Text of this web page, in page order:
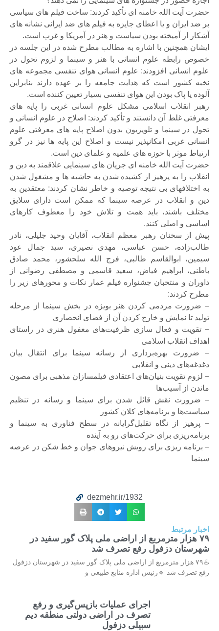
حضرت آیت الله خامنه ای تأکید کردند: ساخت فیلم های سیاسی
بر ضد ایران و یا اعطای جایزه به فیلم های ضد ایرانی نشانه های
آشکار از آمیخته بودن سیاست و هنر در آمریکا و غرب است.
ایشان همچنین با اشاره به مطالب مطرح شده در این جلسه در
خصوص رابطه علوم انسانی با هنر و سینما و لزوم تحول در
علوم انسانی افزودند: علوم انسانی هوای تنفسی مجموعه های
نخبه کشور است که هدایت جامعه را بر عهده دارند بنابراین
آلوده یا پاک بودن این هوای تنفسی بسیار تعیین کننده است.
رهبر انقلاب اسلامی مشکل علوم انسانی غربی را پایه های
معرفتی غلط آن دانستند و تأکید کردند: اصلاح در علوم انسانی و
تحول در سینما و تلویزیون بدون اصلاح پایه های معرفتی علوم
انسانی غربی امکانپذیر نیست و اصلاح این پایه ها نیز در گرو
ارتباط موثر با حوزه های علمیه و علمای دین است.
حضرت آیت الله خامنه ای جریان های سینمایی علاقمند به دین و
انقلاب را به پرهیز از کشیده شدن به حاشیه ها و مشغول شدن
به اختلافهای بی نتیجه توصیه و خاطر نشان کردند: معتقدین به
دین و انقلاب در عرصه سینما که ممکن است دارای سلایق
مختلف باشند، باید همت و تلاش خود را معطوف کارهای
اساسی و اصلی کنند.
پیش از سخنان رهبر معظم انقلاب، آقایان وحید جلیلی، نادر
طالب‌زاده، حسن عباسی، مهدی نصیری، سید جمال عود
سیمین، ابوالقاسم طالبی، فرج الله سلحشور، محمد صادق
باطنی، ابراهیم فیاض، سعید قاسمی و مصطفی رضوانی از
داوران و منتخبان جشنواره فیلم عمار نکات و محورهای زیر را
مطرح کردند:
– ضرورت مردمی کردن هنر بویژه در بخش سینما از مرحله
تولید تا نمایش و خارج کردن آن از فضای انحصاری
– تقویت و فعال سازی ظرفیت‌های مغفول هنری در راستای
اهداف انقلاب اسلامی
– ضرورت بهره‌برداری از رسانه سینما برای انتقال بیان
دغدغه‌های دینی و انقلابی
– لزوم تقویت بنیان‌های اعتقادی فیلمسازان مذهبی برای مصون
ماندن از آسیب‌ها
– ضرورت نقش قائل شدن برای سینما و رسانه در تنظیم
سیاست‌ها و برنامه‌های کلان کشور
– پرهیز از نگاه تقلیل‌گرایانه در سطح فناوری به سینما و
برنامه‌ریزی برای حرکت‌های رو به آینده
– برنامه ریزی برای رویش نیروهای جوان و خط شکن در عرصه
سینما
dezmehr.ir/1932
اخبار مرتبط
۷۹ هزار مترمربع از اراضی ملی پلاک گور سفید در
شهرستان دزفول رفع تصرف شد
♨️۷۹ هزار مترمربع از اراضی ملی پلاک گور سفید در شهرستان دزفول
رفع تصرف شد 🔹رئیس اداره منابع طبیعی و
اجرای عملیات بازپس‌گیری و رفع
تصرف در اراضی دولتی منطقه دیم
سبیلی دزفول